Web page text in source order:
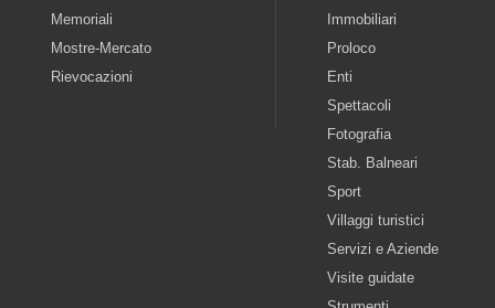
Memoriali
Mostre-Mercato
Rievocazioni
Immobiliari
Proloco
Enti
Spettacoli
Fotografia
Stab. Balneari
Sport
Villaggi turistici
Servizi e Aziende
Visite guidate